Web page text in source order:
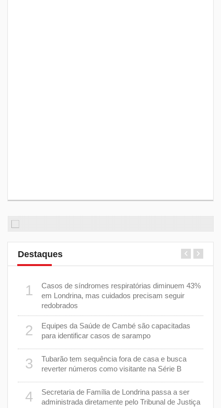
Destaques
1
Casos de síndromes respiratórias diminuem 43%
em Londrina, mas cuidados precisam seguir
redobrados
2
Equipes da Saúde de Cambé são capacitadas
para identificar casos de sarampo
3
Tubarão tem sequência fora de casa e busca
reverter números como visitante na Série B
4
Secretaria de Família de Londrina passa a ser
administrada diretamente pelo Tribunal de Justiça